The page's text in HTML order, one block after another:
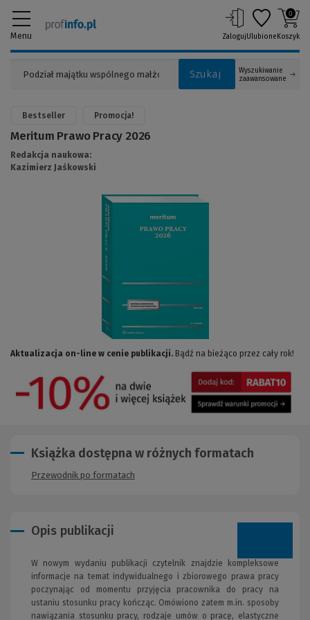
Menu
Szukaj
Wyszukiwanie
zaawansowane
ZalogujUlubione
0
Koszyk
Bestseller Promocja!
(Link
Aktualizacja on-line w cenie publikacji. Bądź na bieżąco przez cały rok!
Meritum Prawo Pracy 2026
Redakcja naukowa:
Kazimierz Jaśkowski
Opis publikacji
W nowym wydaniu publikacji czytelnik znajdzie kompleksowe
informacje na temat indywidualnego i zbiorowego prawa pracy
poczynając od momentu przyjęcia pracownika do pracy na
ustaniu stosunku pracy kończąc. Omówiono zatem m.in. sposoby
nawiązania stosunku pracy, rodzaje umów o pracę, elastyczne
Książka dostępna w różnych formatach
Przewodnik po formatach